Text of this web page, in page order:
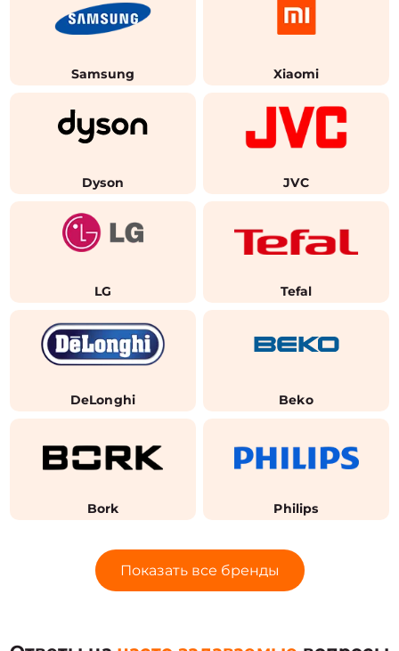
Samsung Xiaomi
Dyson JVC
LG Tefal
DeLonghi Beko
Bork Philips
Показать все бренды